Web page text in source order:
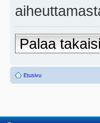
Palaa
Etusivu